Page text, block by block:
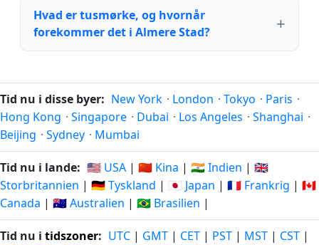
Hvad er tusmørke, og hvornår
forekommer det i Almere Stad?
Tid nu i disse byer: New York · London · Tokyo · Paris ·
Hong Kong · Singapore · Dubai · Los Angeles · Shanghai ·
Beijing · Sydney · Mumbai
Tid nu i lande: 🇺🇸 USA | 🇨🇳 Kina | 🇮🇳 Indien | 🇬🇧
Storbritannien | 🇩🇪 Tyskland | 🇯🇵 Japan | 🇫🇷 Frankrig | 🇨🇦
Canada | 🇦🇺 Australien | 🇧🇷 Brasilien |
Tid nu i tidszoner: UTC | GMT | CET | PST | MST | CST |